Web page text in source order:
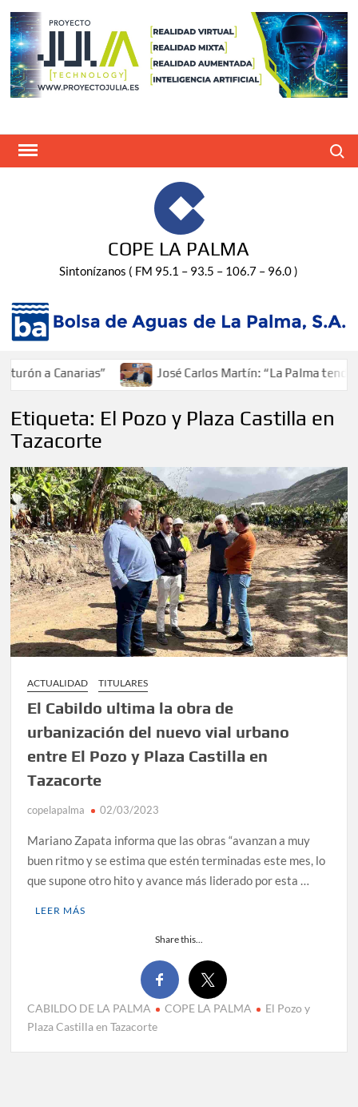
Saltar
contenido
COPE LA PALMA
Sintonízanos ( FM 95.1 – 93.5 – 106.7 – 96.0 )
a Canarias” José Carlos Martín: “La Palma tendrá
Etiqueta: El Pozo y Plaza Castilla en
Tazacorte
ACTUALIDAD TITULARES
El Cabildo ultima la obra de
urbanización del nuevo vial urbano
entre El Pozo y Plaza Castilla en
Tazacorte
copelapalma 02/03/2023
Mariano Zapata informa que las obras “avanzan a muy
buen ritmo y se estima que estén terminadas este mes, lo
que supone otro hito y avance más liderado por esta …
LEER MÁS
Share this...
CABILDO DE LA PALMA COPE LA PALMA
El Pozo y
Plaza Castilla en Tazacorte